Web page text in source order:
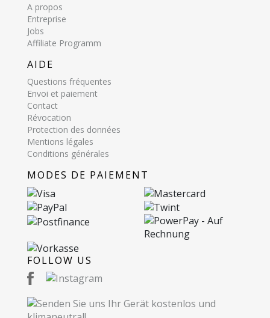
A propos
Entreprise
Jobs
Affiliate Programm
AIDE
Questions fréquentes
Envoi et paiement
Contact
Révocation
Protection des données
Mentions légales
Conditions générales
MODES DE PAIEMENT
FOLLOW US